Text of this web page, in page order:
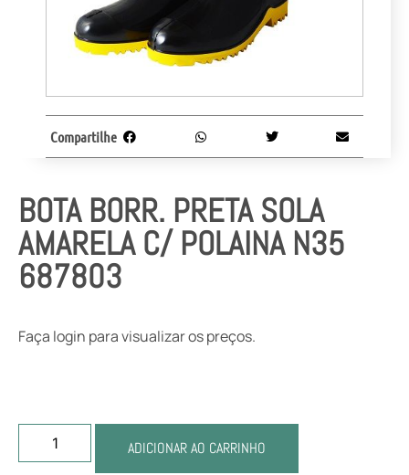
BOTA BORR. PRETA SOLA
AMARELA C/ POLAINA N35
687803
Faça login para visualizar os preços.
ADICIONAR AO CARRINHO
Compartilhe